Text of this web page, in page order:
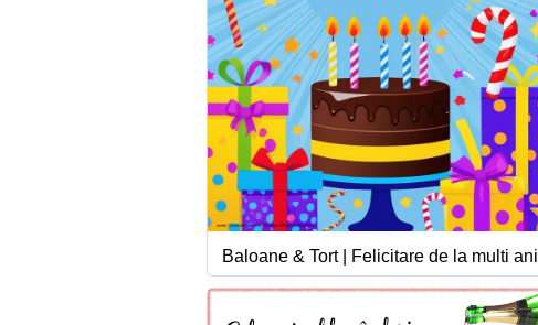
Baloane & Tort | Felicitare de la multi ani